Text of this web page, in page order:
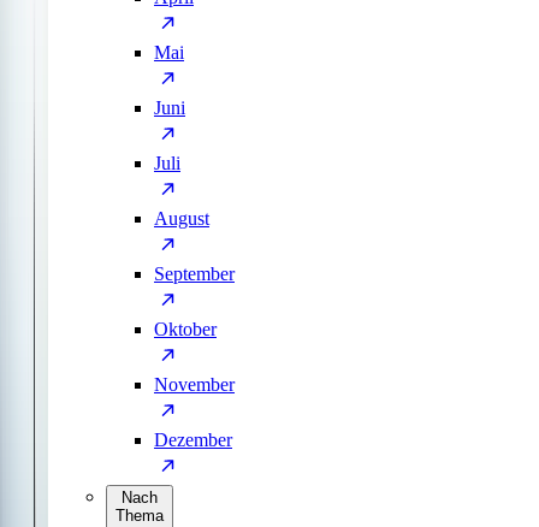
Mai
Juni
Juli
August
September
Oktober
November
Dezember
Nach
Thema